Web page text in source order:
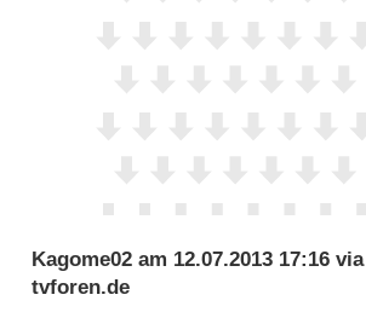
Kagome02 am 12.07.2013 17:16 via
tvforen.de